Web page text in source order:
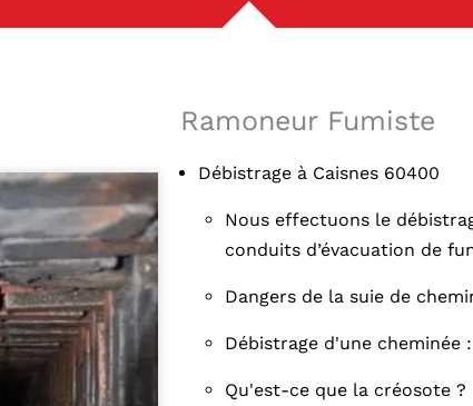
Ramoneur Fumiste
Débistrage à Caisnes 60400
Nous effectuons le
conduits d’évacuation de
Dangers de la suie de
Débistrage d'une cheminée
Qu'est-ce que la créosote ?